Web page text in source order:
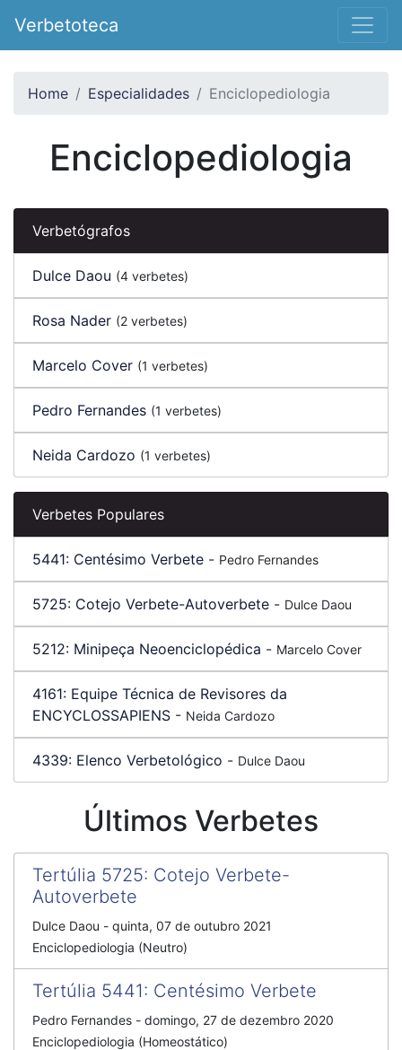
Verbetoteca
Home Especialidades Enciclopediologia
Enciclopediologia
Verbetógrafos
Dulce Daou (4 verbetes)
Rosa Nader (2 verbetes)
Marcelo Cover (1 verbetes)
Pedro Fernandes (1 verbetes)
Neida Cardozo (1 verbetes)
Verbetes Populares
5441: Centésimo Verbete - Pedro Fernandes
5725: Cotejo Verbete-Autoverbete - Dulce Daou
5212: Minipeça Neoenciclopédica - Marcelo Cover
4161: Equipe Técnica de Revisores da
ENCYCLOSSAPIENS - Neida Cardozo
4339: Elenco Verbetológico - Dulce Daou
Últimos Verbetes
Tertúlia 5725: Cotejo Verbete-
Autoverbete
Dulce Daou - quinta, 07 de outubro 2021
Enciclopediologia (Neutro)
Tertúlia 5441: Centésimo Verbete
Pedro Fernandes - domingo, 27 de dezembro 2020
Enciclopediologia (Homeostático)